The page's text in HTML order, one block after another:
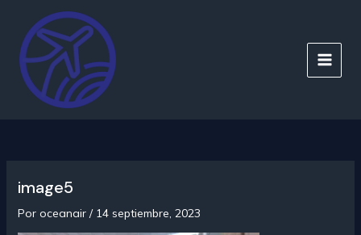
contenido
MAIN
image5
Por oceanair / 14 septiembre, 2023